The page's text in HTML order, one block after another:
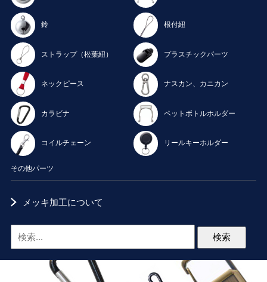
鈴 根付紐
ストラップ（松葉紐） プラスチックパーツ
ネックピース ナスカン、カニカン
カラビナ ペットボトルホルダー
コイルチェーン リールキーホルダー
その他パーツ
メッキ加工について